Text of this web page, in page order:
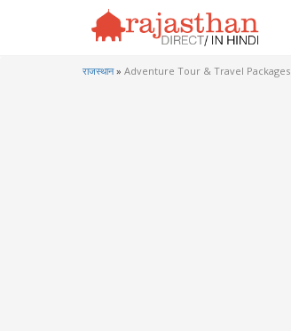
राजस्थान» Adventure Tour & Travel Packages